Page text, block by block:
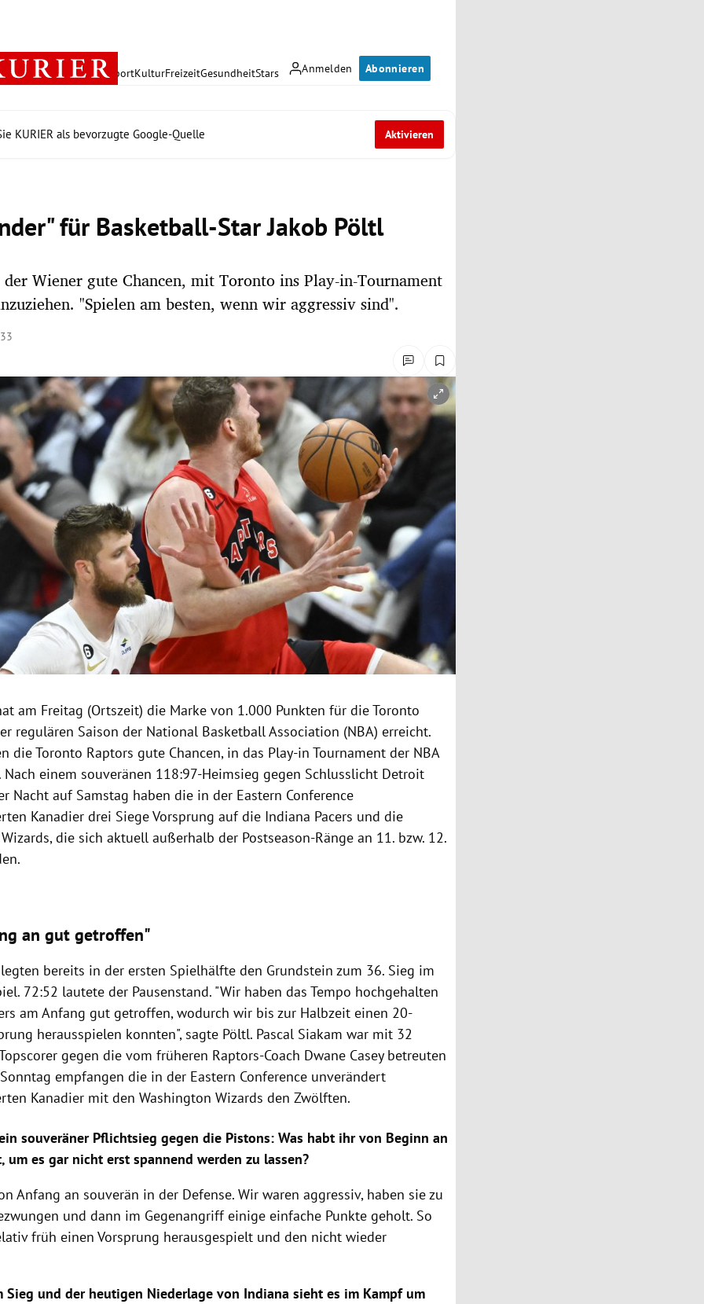
Anmelden Abonnieren
PolitikWirtschaft SportKulturFreizeitGesundheitStars
KURIER als bevorzugte Google-Quelle Aktivieren
für Basketball-Star Jakob Pöltl
Wiener gute Chancen, mit Toronto ins Play-in-Tournament
"Spielen am besten, wenn wir aggressiv sind".
öffnen/schließen
am Freitag (Ortszeit) die Marke von 1.000 Punkten für die Toronto
regulären Saison der National Basketball Association (NBA) erreicht.
dieToronto Raptors gute Chancen, in das Play-in Tournament der NBA
Nach einem souveränen 118:97-Heimsieg gegen Schlusslicht Detroit
Nacht auf Samstag haben die in der Eastern Conference
Kanadier drei Siege Vorsprung auf die Indiana Pacers und die
die sich aktuell außerhalb der Postseason-Ränge an 11. bzw. 12.
an gut getroffen"
bereits in der ersten Spielhälfte den Grundstein zum 36. Sieg im
72:52 lautete der Pausenstand. "Wir haben das Tempo hochgehalten
am Anfang gut getroffen, wodurch wir bis zur Halbzeit einen 20-
herausspielen konnten", sagte Pöltl. Pascal Siakam war mit 32
gegen die vom früheren Raptors-Coach Dwane Casey betreuten
empfangen die in der Eastern Conference unverändert
Kanadier mit den Washington Wizards den Zwölften.
souveräner Pflichtsieg gegen die Pistons: Was habt ihr von Beginn an
um es gar nicht erst spannend werden zu lassen?
Anfang an souverän in der Defense. Wir waren aggressiv, haben sie zu
und dann im Gegenangriff einige einfache Punkte geholt. So
früh einen Vorsprung herausgespielt und den nicht wieder
Sieg und der heutigen Niederlage von Indiana sieht es im Kampf um